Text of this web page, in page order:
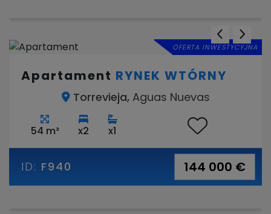
OFERTA INWESTYCYJNA
Apartament RYNEK WTÓRNY
Torrevieja, Aguas Nuevas
54 m² x2 x1
ID: F940 144 000 €